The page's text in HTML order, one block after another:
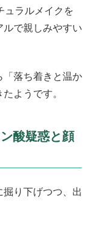
ュラルメイクを
で親しみやすい
「落ち着きと温か
ようです。
酸疑惑と顔
り下げつつ、出